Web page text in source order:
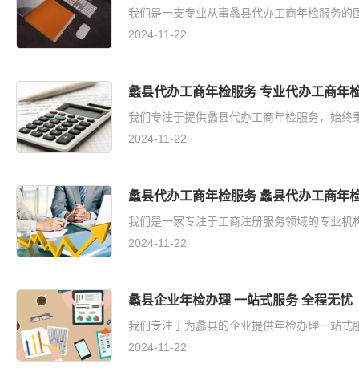
我们是一支专业从事蠡县代办工商年检服务
2024-11-22
蠡县代办工商年检服务 专业代办工商年
我们专注于提供蠡县代办工商年检服务，始终
2024-11-22
蠡县代办工商年检服务 蠡县代办工商年
我们是一家专注于工商注册服务领域的专业
2024-11-22
蠡县企业年检办理 一站式服务 全程无忧
我们专注于为蠡县的企业提供年检办理一站
2024-11-22